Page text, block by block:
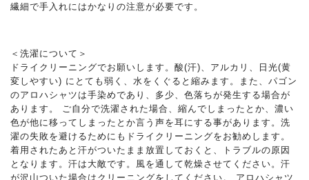
繊細で手入れにはかなりの注意が必要です。
＜洗濯について＞
ドライクリーニングでお願いします。酸(汗)、アルカリ、日光(黄
変しやすい) にとても弱く、水をくぐると縮みます。また、パゴン
のアロハシャツは手染めであり、多少、色落ちが発生する場合が
あります。 ご自分で洗濯された場合、縮んでしまったとか、濃い
色が他に移ってしまったとか言う声を耳にする事があります。洗
濯の失敗を避けるためにもドライクリーニングをお勧めします。
着用されたあと汗がついたまま放置しておくと、トラブルの原因
となります。汗は大敵です。風を通して乾燥させてください。汗
が沢山ついた場合はクリーニングをしてください。 アロハシャツ